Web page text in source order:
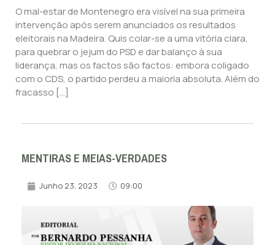
O mal-estar de Montenegro era visível na sua primeira
intervenção após serem anunciados os resultados
eleitorais na Madeira. Quis colar-se a uma vitória clara,
para quebrar o jejum do PSD e dar balanço à sua
liderança, mas os factos são factos: embora coligado
com o CDS, o partido perdeu a maioria absoluta. Além do
fracasso […]
MENTIRAS E MEIAS-VERDADES
Junho 23, 2023 09:00